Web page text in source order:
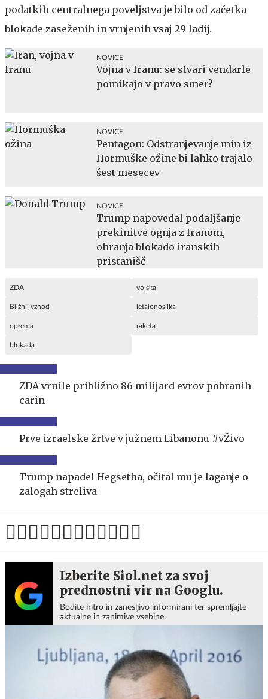
podatkih centralnega poveljstva je bilo od začetka
blokade zaseženih in vrnjenih vsaj 29 ladij.
NOVICE
Vojna v Iranu: se stvari vendarle
pomikajo v pravo smer?
NOVICE
Pentagon: Odstranjevanje min iz
Hormuške ožine bi lahko trajalo
šest mesecev
NOVICE
Trump napovedal podaljšanje
prekinitve ognja z Iranom,
ohranja blokado iranskih
pristanišč
ZDA vojska
Bližnji vzhod letalonosilka
oprema raketa
blokada
ZDA vrnile približno 86 milijard evrov pobranih
carin
Prve izraelske žrtve v južnem Libanonu #vŽivo
Trump napadel Hegsetha, očital mu je laganje o
zalogah streliva
Izberite Siol.net za svoj
prednostni vir na Googlu.
Bodite hitro in zanesljivo informirani ter spremljajte
aktualne in zanimive vsebine.